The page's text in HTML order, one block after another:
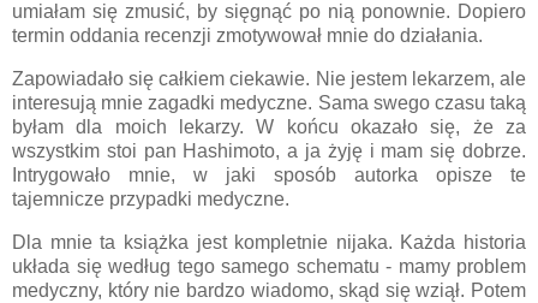
umiałam się zmusić, by sięgnąć po nią ponownie. Dopiero
termin oddania recenzji zmotywował mnie do działania.
Zapowiadało się całkiem ciekawie. Nie jestem lekarzem, ale
interesują mnie zagadki medyczne. Sama swego czasu taką
byłam dla moich lekarzy. W końcu okazało się, że za
wszystkim stoi pan Hashimoto, a ja żyję i mam się dobrze.
Intrygowało mnie, w jaki sposób autorka opisze te
tajemnicze przypadki medyczne.
Dla mnie ta książka jest kompletnie nijaka. Każda historia
układa się według tego samego schematu - mamy problem
medyczny, który nie bardzo wiadomo, skąd się wziął. Potem